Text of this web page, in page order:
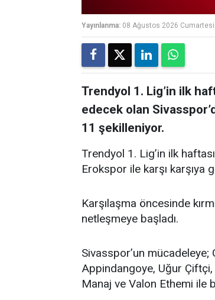
Yayınlanma: 08 Ağustos 2026
Trendyol 1. Lig’in ilk
edecek olan
11 şekilleniyor.
Trendyol 1. Lig’in ilk
Erokspor ile karşı karşıya
Karşılaşma öncesinde
netleşmeye başladı.
Sivasspor’un mücadeleye;
Appindangoye, Uğur
Manaj ve Valon Ethemi ile